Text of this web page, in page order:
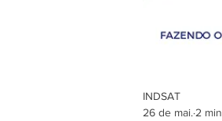
INDSAT
26 de mai. 2